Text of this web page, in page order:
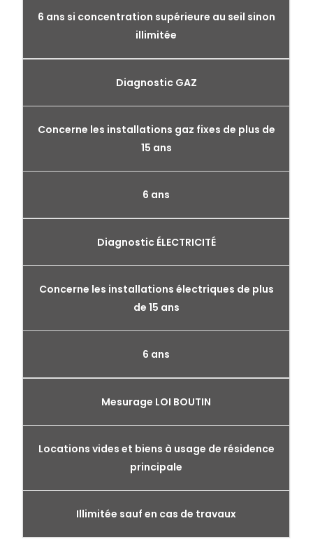
6 ans si concentration supérieure au seil sinon
illimitée
Diagnostic GAZ
Concerne les installations gaz fixes de plus de
15 ans
6 ans
Diagnostic ÉLECTRICITÉ
Concerne les installations électriques de plus
de 15 ans
6 ans
Mesurage LOI BOUTIN
Locations vides et biens à usage de résidence
principale
Illimitée sauf en cas de travaux